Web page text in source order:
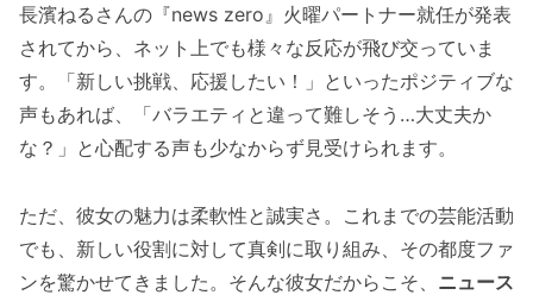
長濱ねるさんの『news zero』火曜パートナー就任が発表
されてから、ネット上でも様々な反応が飛び交っていま
す。「新しい挑戦、応援したい！」といったポジティブな
声もあれば、「バラエティと違って難しそう…大丈夫か
な？」と心配する声も少なからず見受けられます。
ただ、彼女の魅力は柔軟性と誠実さ。これまでの芸能活動
でも、新しい役割に対して真剣に取り組み、その都度ファ
ンを驚かせてきました。そんな彼女だからこそ、 ニュース